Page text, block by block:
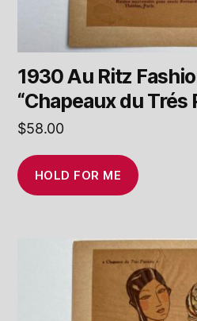
1930 Au Ritz
“Chapeaux du Trés
$58.00
HOLD FOR ME